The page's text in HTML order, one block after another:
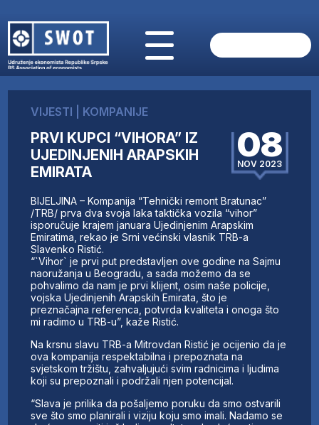
O NAMA
AKTUELNO
ANALIZE
KOMPANIJE
FINANSIJE
IZ STRANIH MEDIJA
AKTIVNOSTI
SWOT INTERVJU
UČLANI SE
KONTAKT
VIJESTI KOMPANIJE
PRVI KUPCI “VIHORA” IZ
UJEDINJENIH ARAPSKIH
EMIRATA
08
NOV 2023
BIJELJINA – Kompanija “Tehnički remont Bratunac”
/TRB/ prva dva svoja laka taktička vozila “vihor”
isporučuje krajem januara Ujedinjenim Arapskim
Emiratima, rekao je Srni većinski vlasnik TRB-a
Slavenko Ristić.
“`Vihor` je prvi put predstavljen ove godine na Sajmu
naoružanja u Beogradu, a sada možemo da se
pohvalimo da nam je prvi klijent, osim naše policije,
vojska Ujedinjenih Arapskih Emirata, što je
preznačajna referenca, potvrda kvaliteta i onoga što
mi radimo u TRB-u”, kaže Ristić.
Na krsnu slavu TRB-a Mitrovdan Ristić je ocijenio da je
ova kompanija respektabilna i prepoznata na
svjetskom tržištu, zahvaljujući svim radnicima i ljudima
koji su prepoznali i podržali njen potencijal.
“Slava je prilika da pošaljemo poruku da smo ostvarili
sve što smo planirali i viziju koju smo imali. Nadamo se